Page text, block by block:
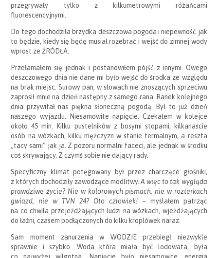
przegrywały tylko z kilkumetrowymi różańcami
fluorescencyjnymi.
Do tego dochodziła brzydka deszczowa pogoda i niepewność jak
to będzie, kiedy się będę musiał rozebrać i wejść do zimnej wody
wprost ze ŹRÓDŁA.
Przełamałem się jednak i postanowiłem pójść z innymi. Owego
deszczowego dnia nie dane mi było wejść do środka ze względu
na brak miejsc. Surowy pan, w słowach nie znoszących sprzeciwu
zaprosił mnie na dzień następny z samego rana. Ranek kolejnego
dnia przywitał nas piękna słoneczną pogodą. Był to już dzień
naszego wyjazdu. Niesamowite napięcie. Czekałem w kolejce
około 45 min. Kilku pustelników z bosymi stopami, kilkanaście
osób na wózkach, kilku mężczyzn w stanie termalnym, a reszta
„tacy sami” jak ja. Z pozoru normalni faceci, ale jednak w środku
coś skrywający. Z czymś sobie nie dający rady.
Specyficzny klimat potęgowany był przez charczące głośniki,
z których dochodziły zawodzące modlitwy.A więc to tak wygląda
prawdziwe życie? Nie w kolorowych pismach, nie w rozterkach
gwiazd, nie w TVN 24? Oto człowiek!– myślałem patrząc
na co chwila przejeżdżających ludzi na wózkach, wjeżdżających
do łaźni, czasem podłączonych do kilku kroplówek naraz.
Sam moment zanurzenia w WODZIE przebiegł niezwykle
sprawnie i szybko. Woda która miała być lodowata, była